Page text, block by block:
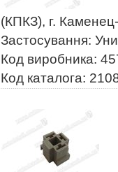
(КПКЗ), г.
Застосування:
Код виробника:
Код каталога: